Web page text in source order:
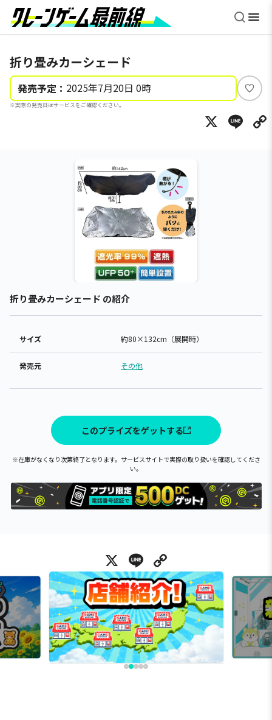
折り畳みカーシェード
発売予定： 2025年7月20日 0時
※実際の発売日はサービスをご確認ください。
い
ね
X
折り畳みカーシェード の紹介
サイズ 約80×132cm（展開時）
発売元 その他
このプライズをゲットする
※在庫がなくなり次第終了となります。サービスサイトで実際の取り扱いを確認してくださ
い。
X Line